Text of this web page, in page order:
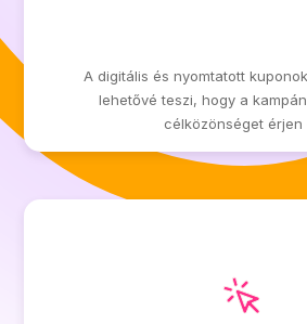
A digitális és nyomtatott
lehetővé teszi, hogy a
célközönséget érjen